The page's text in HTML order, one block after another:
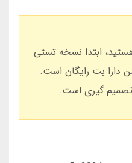
ابتدا نسخه تستی
دارا بت رایگان است.
تصمیم گیری است.